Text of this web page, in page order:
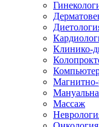
Клинико-
Магнитно-
Массаж